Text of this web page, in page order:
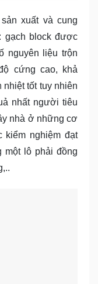
xuất và cung
gạch block được
nguyên liệu trộn
cứng cao, khả
nhiệt tốt tuy nhiên
nhất người tiêu
nhà ở những cơ
kiểm nghiệm đạt
một lô phải đồng